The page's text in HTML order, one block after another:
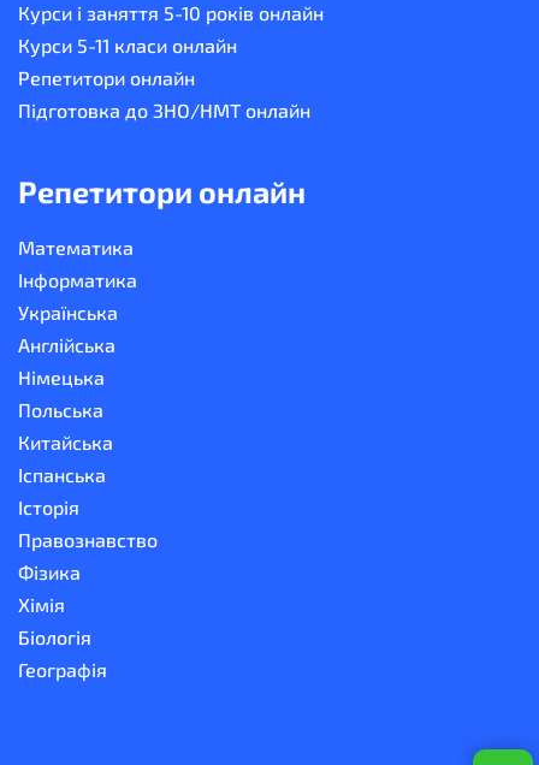
Курси і заняття 5-10 років онлайн
Курси 5-11 класи онлайн
Репетитори онлайн
Підготовка до ЗНО/НМТ онлайн
Репетитори онлайн
Математика
Інформатика
Українська
Англійська
Німецька
Польська
Китайська
Іспанська
Історія
Правознавство
Фізика
Хімія
Біологія
Географія